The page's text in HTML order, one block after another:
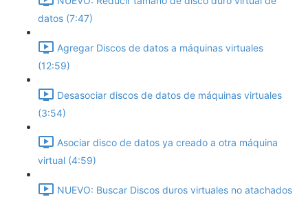
datos (7:47)
Agregar Discos de datos a máquinas virtuales
(12:59)
Desasociar discos de datos de máquinas virtuales
(3:54)
Asociar disco de datos ya creado a otra máquina
virtual (4:59)
NUEVO: Buscar Discos duros virtuales no atachados